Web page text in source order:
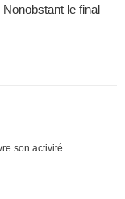
le final
son activité